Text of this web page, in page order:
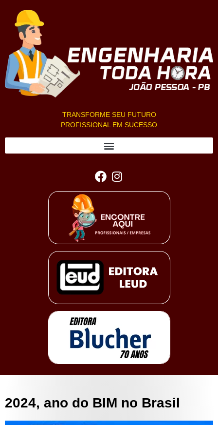
TRANSFORME SEU FUTURO
PROFISSIONAL EM SUCESSO
2024, ano do BIM no Brasil